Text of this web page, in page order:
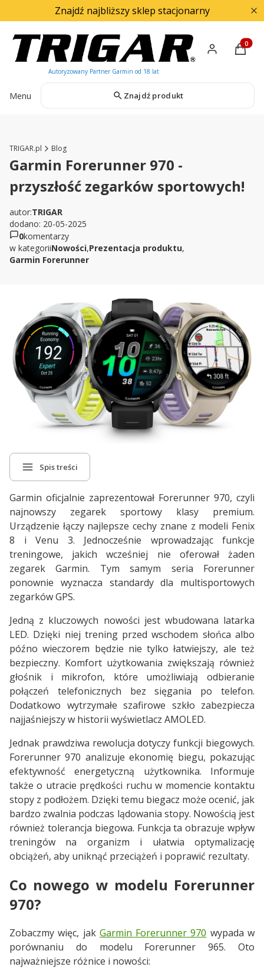
Znajdź najbliższy sklep stacjonarny
Menu Znajdź produkt
TRIGAR.pl Blog
Garmin Forerunner 970 -
przyszłość zegarków sportowych!
autor:TRIGAR
dodano: 20-05-2025
0komentarzy
w kategoriiNowości,Prezentacja produktu,
Garmin Forerunner
Spis treści
Garmin oficjalnie zaprezentował Forerunner 970, czyli
najnowszy zegarek sportowy klasy premium.
Urządzenie łączy najlepsze cechy znane z modeli Fenix
8 i Venu 3. Jednocześnie wprowadzając funkcje
treningowe, jakich wcześniej nie oferował żaden
zegarek Garmin. Tym samym seria Forerunner
ponownie wyznacza standardy dla multisportowych
zegarków GPS.
Jedną z kluczowych nowości jest wbudowana latarka
LED. Dzięki niej trening przed wschodem słońca albo
późno wieczorem będzie nie tylko łatwiejszy, ale też
bezpieczny. Komfort użytkowania zwiększają również
głośnik i mikrofon, które umożliwiają odbieranie
połączeń telefonicznych bez sięgania po telefon.
Dodatkowo wytrzymałe szafirowe szkło zabezpiecza
najjaśniejszy w historii wyświetlacz AMOLED.
Jednak prawdziwa rewolucja dotyczy funkcji biegowych.
Forerunner 970 analizuje ekonomię biegu, pokazując
efektywność energetyczną użytkownika. Informuje
także o utracie prędkości ruchu w momencie kontaktu
stopy z podłożem. Dzięki temu biegacz może ocenić, jak
bardzo zwalnia podczas lądowania stopy. Nowością jest
również tolerancja biegowa. Funkcja ta obrazuje wpływ
treningów na organizm i ułatwia optymalizację
obciążeń, aby uniknąć przeciążeń i poprawić rezultaty.
Co nowego w modelu Forerunner
970?
Zobaczmy więc, jak Garmin Forerunner 970 wypada w
porównaniu do modelu Forerunner 965. Oto
najważniejsze różnice i nowości: